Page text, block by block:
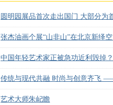
圆明园展品首次走出国门 大部分为
张杰油画个展“山非山”在北京新绎
中国年轻艺术家正被急功近利毁掉
传统与现代共融 时尚与创意齐飞
艺术大师朱屺瞻